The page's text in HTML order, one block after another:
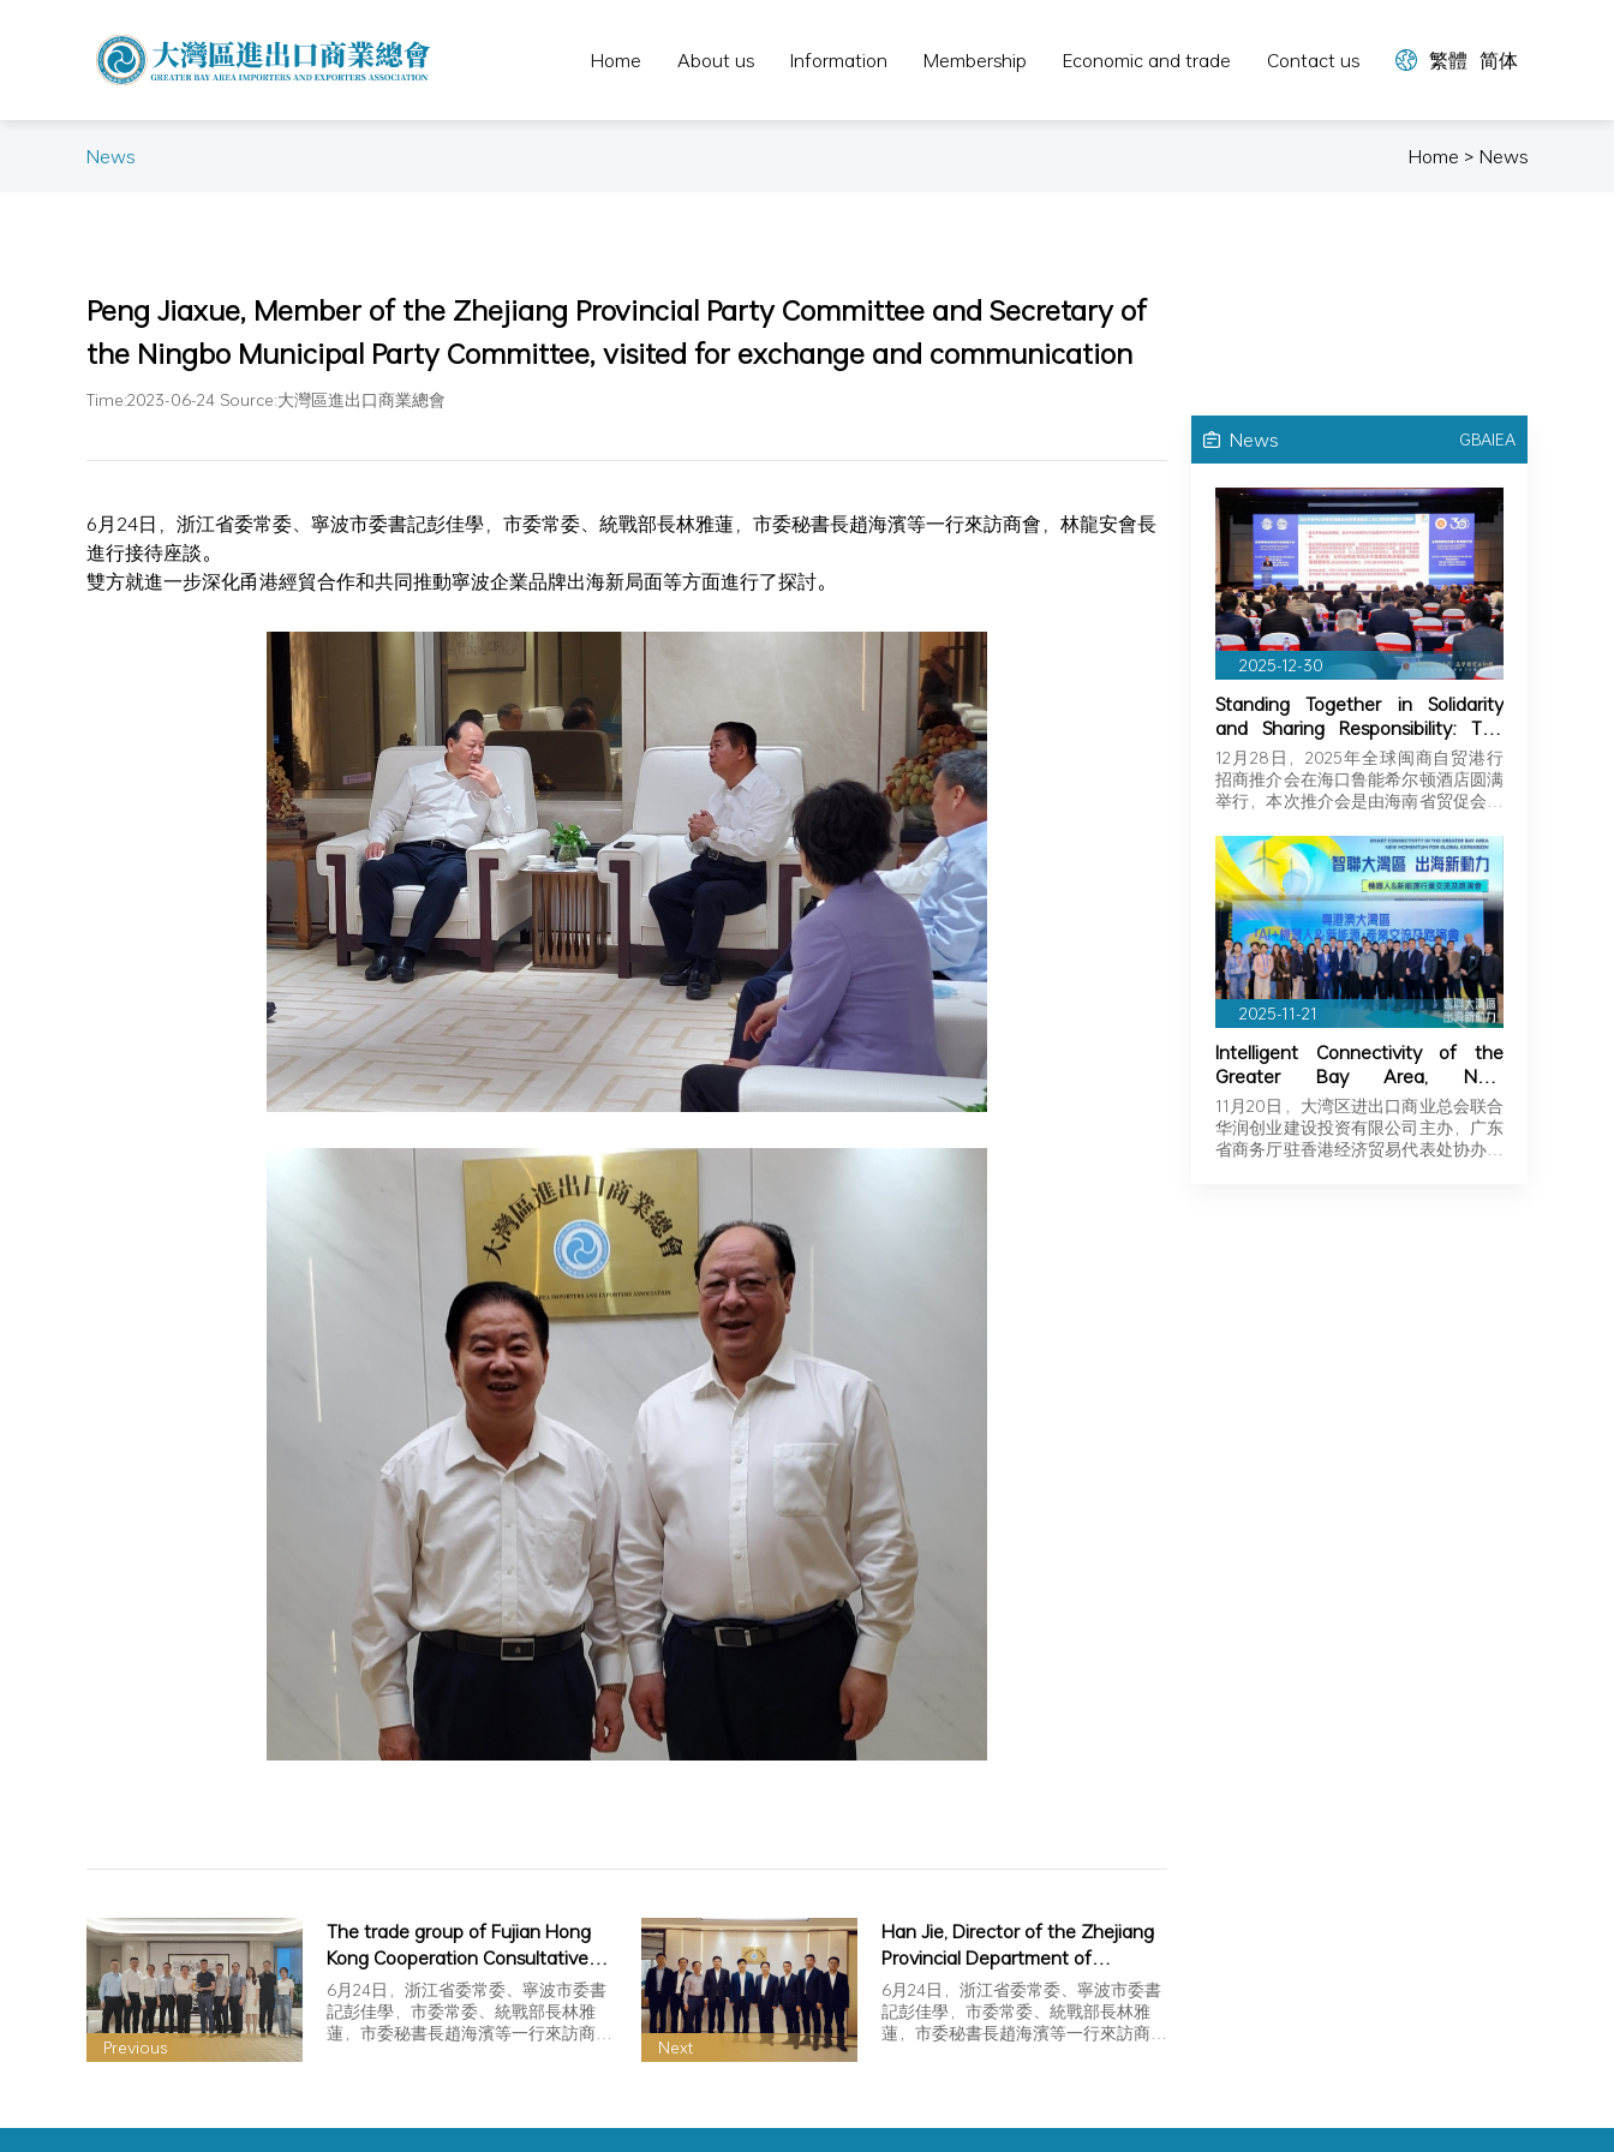
Home About us Information Membership Economic and trade Contact us 繁體 简体
News Home > News
Peng Jiaxue, Member of the Zhejiang Provincial Party Committee and Secretary of
the Ningbo Municipal Party Committee, visited for exchange and communication
Time:2023-06-24 Source:大灣區進出口商業總會
6月24日，浙江省委常委、寧波市委書記彭佳學，市委常委、統戰部長林雅蓮，市委秘書長趙海濱等一行來訪商會，林龍安會長
進行接待座談。
雙方就進一步深化甬港經貿合作和共同推動寧波企業品牌出海新局面等方面進行了探討。
Previous
The trade group of Fujian Hong
Kong Cooperation Consultative
Committee of Fuzhou New Area
visited the Chamber of
Commerce
6月24日，浙江省委常委、寧波市委書
記彭佳學，市委常委、統戰部長林雅
蓮，市委秘書長趙海濱等一行來訪商
Next
Han Jie, Director of the Zhejiang
Provincial Department of
Commerce, and his delegation
visited the association for
exchange and communication
6月24日，浙江省委常委、寧波市委書
記彭佳學，市委常委、統戰部長林雅
蓮，市委秘書長趙海濱等一行來訪商
News GBAIEA
2025-12-30
Standing Together in Solidarity
and Sharing Responsibility: The
Greater Bay Area Importers and
Exporters Association Explores
New Opportunities in Hainan,
Businessmen to Seize Business
Opportunities in Hainan!
12月28日，2025年全球闽商自贸港行
招商推介会在海口鲁能希尔顿酒店圆满
举行，本次推介会是由海南省贸促会和
2025-11-21
Intelligent Connectivity of the
Greater Bay Area, New
Momentum for Overseas
Expansion | Robotics & New
Energy Industry Exchange and
11月20日，大湾区进出口商业总会联合
华润创业建设投资有限公司主办，广东
省商务厅驻香港经济贸易代表处协办，